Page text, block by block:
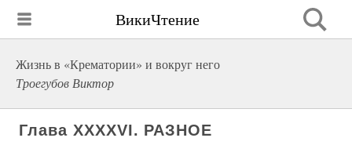
ВикиЧтение
Жизнь в «Крематории» и вокруг него
Троегубов Виктор
Глава XXXXVI. РАЗНОЕ